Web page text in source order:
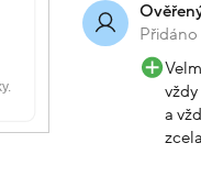
Přidáno
a